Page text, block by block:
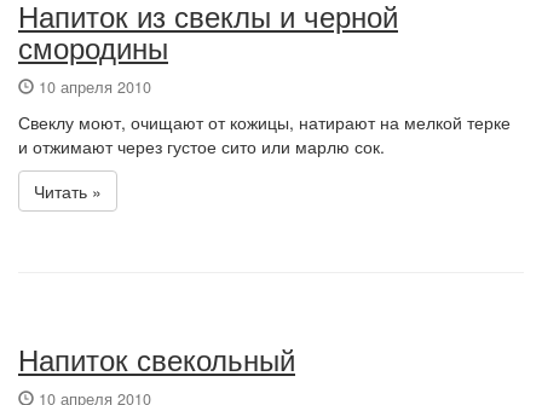
Напиток из свеклы и черной
смородины
10 апреля 2010
Свеклу моют, очищают от кожицы, натирают на мелкой терке
и отжимают через густое сито или марлю сок.
Читать »
Напиток свекольный
10 апреля 2010